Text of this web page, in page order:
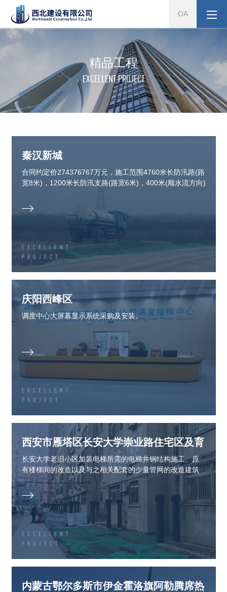
OA
精品工程
EXCELLENT PROJECT
秦汉新城
合同约定价274376767万元，施工范围4760米长防汛路(路
宽8米)，1200米长防汛支路(路宽6米)，400米(顺水流方向)

EXCELLENT
PROJECT
庆阳西峰区
调度中心大屏幕显示系统采购及安装。

EXCELLENT
PROJECT
西安市雁塔区长安大学崇业路住宅区及育
才路住宅区院内
长安大学老旧小区加装电梯所需的电梯井钢结构施工、原
有楼梯间的改造以及与之相关配套的少量管网的改造建筑
面积约1500㎡。共计13个单元。

EXCELLENT
PROJECT
内蒙古鄂尔多斯市伊金霍洛旗阿勒腾席热